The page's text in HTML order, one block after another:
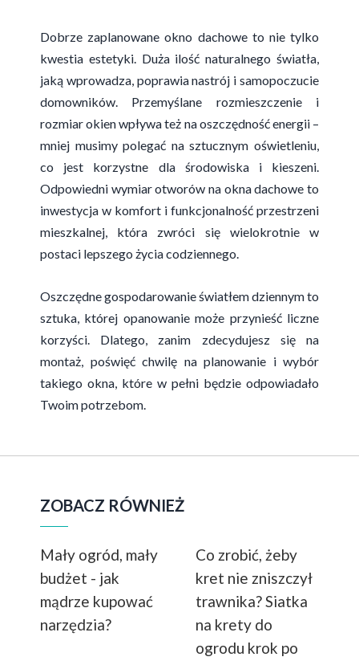
Dobrze zaplanowane okno dachowe to nie tylko
kwestia estetyki. Duża ilość naturalnego światła,
jaką wprowadza, poprawia nastrój i samopoczucie
domowników. Przemyślane rozmieszczenie i
rozmiar okien wpływa też na oszczędność energii –
mniej musimy polegać na sztucznym oświetleniu,
co jest korzystne dla środowiska i kieszeni.
Odpowiedni wymiar otworów na okna dachowe to
inwestycja w komfort i funkcjonalność przestrzeni
mieszkalnej, która zwróci się wielokrotnie w
postaci lepszego życia codziennego.
Oszczędne gospodarowanie światłem dziennym to
sztuka, której opanowanie może przynieść liczne
korzyści. Dlatego, zanim zdecydujesz się na
montaż, poświęć chwilę na planowanie i wybór
takiego okna, które w pełni będzie odpowiadało
Twoim potrzebom.
ZOBACZ RÓWNIEŻ
Mały ogród, mały
budżet - jak
mądrze kupować
narzędzia?
Co zrobić, żeby
kret nie zniszczył
trawnika? Siatka
na krety do
ogrodu krok po